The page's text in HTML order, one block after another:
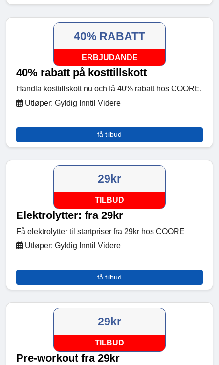
40% RABATT
ERBJUDANDE
40% rabatt på kosttillskott
Handla kosttillskott nu och få 40% rabatt hos COORE.
Utløper: Gyldig Inntil Videre
få tilbud
29kr
TILBUD
Elektrolytter: fra 29kr
Få elektrolytter til startpriser fra 29kr hos COORE
Utløper: Gyldig Inntil Videre
få tilbud
29kr
TILBUD
Pre-workout fra 29kr